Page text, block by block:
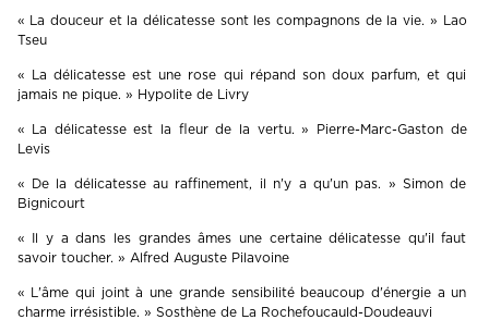
« La douceur et la délicatesse sont les compagnons de la vie. » Lao
Tseu
« La délicatesse est une rose qui répand son doux parfum, et qui
jamais ne pique. » Hypolite de Livry
« La délicatesse est la fleur de la vertu. » Pierre-Marc-Gaston de
Levis
« De la délicatesse au raffinement, il n'y a qu'un pas. » Simon de
Bignicourt
« Il y a dans les grandes âmes une certaine délicatesse qu'il faut
savoir toucher. » Alfred Auguste Pilavoine
« L'âme qui joint à une grande sensibilité beaucoup d'énergie a un
charme irrésistible. » Sosthène de La Rochefoucauld-Doudeauvi